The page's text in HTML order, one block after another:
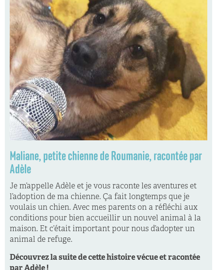
Maliane, petite chienne de Roumanie, racontée par
Adèle
Je m’appelle Adèle et je vous raconte les aventures et
l’adoption de ma chienne. Ça fait longtemps que je
voulais un chien. Avec mes parents on a réfléchi aux
conditions pour bien accueillir un nouvel animal à la
maison. Et c’était important pour nous d’adopter un
animal de refuge.
Découvrez la suite de cette histoire vécue et racontée